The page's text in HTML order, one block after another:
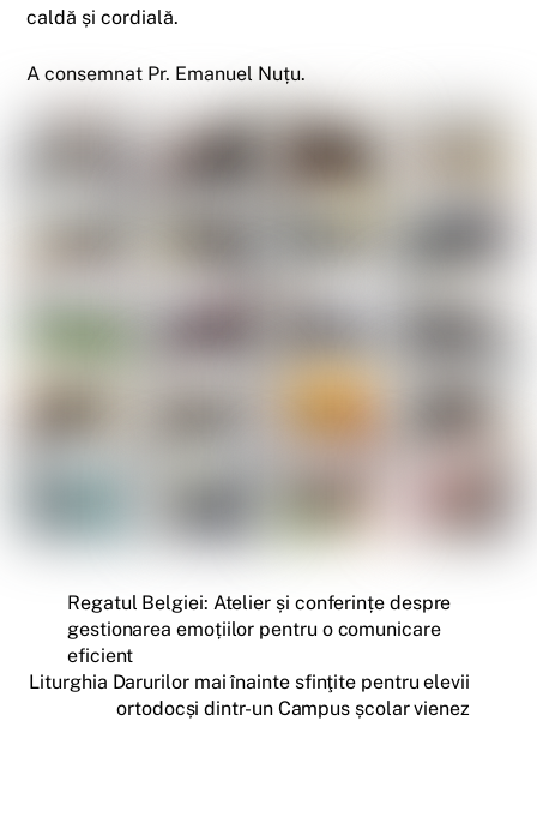
caldă și cordială.
A consemnat Pr. Emanuel Nuțu.
Regatul Belgiei: Atelier și conferințe despre
gestionarea emoțiilor pentru o comunicare
eficient
Liturghia Darurilor mai înainte sfinţite pentru elevii
ortodocși dintr-un Campus școlar vienez